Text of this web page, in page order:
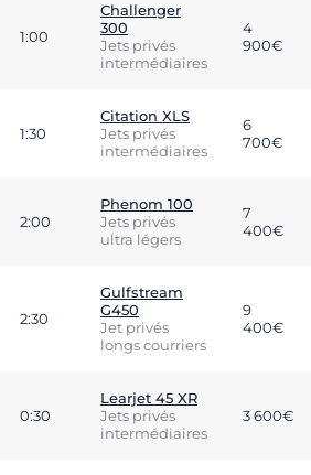
1:00
Challenger
300
Jets privés
intermédiaires
4
900€
1:30
Citation XLS
Jets privés
intermédiaires
6
700€
2:00
Phenom 100
Jets privés
ultra légers
7
400€
2:30
Gulfstream
G450
Jet privés
longs courriers
9
400€
0:30
Learjet 45 XR
Jets privés
intermédiaires
3 600€